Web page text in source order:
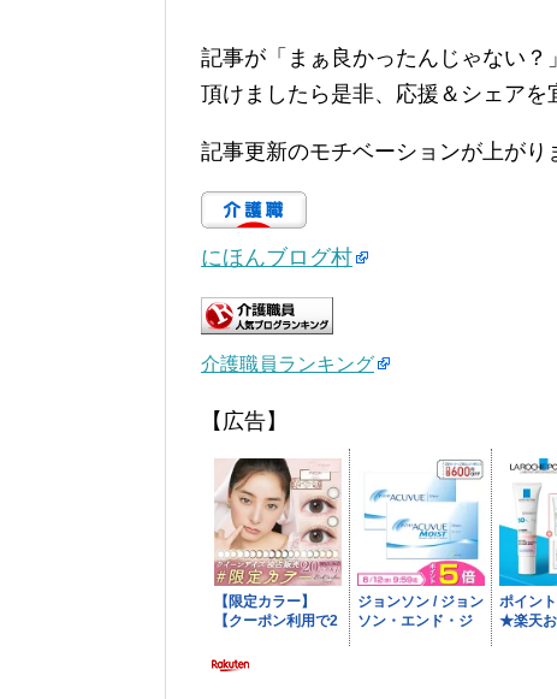
記事が「まぁ良かったんじゃない
頂けましたら是非、応援＆シェアを
記事更新のモチベーションが上がり
にほんブログ村
介護職員ランキング
【広告】